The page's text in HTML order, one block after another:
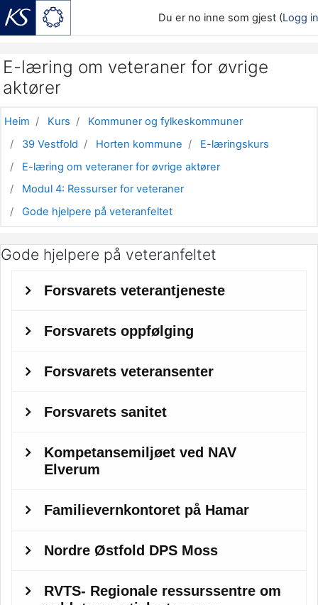
Du er no inne som gjest (Logg
E-læring om veteraner for øvrige
aktører
Heim Kurs
Kommuner og fylkeskommuner
39 Vestfold
Horten kommune
E-læringskurs
E-læring om veteraner for øvrige aktører
Modul 4: Ressurser for veteraner
Gode hjelpere på veteranfeltet
Gode hjelpere på veteranfeltet